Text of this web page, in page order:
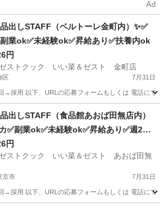
Ad
出しSTAFF（ベルトーレ金町内）✨✅
業ok✅未経験ok✅昇給あり✅扶養内ok
円
ストクック いい菜＆ゼスト 金町店
区 7月31日
→採用 以下、URLの応募フォームもしくは 電話にて
スタッフ
出しSTAFF（食品館あおば田無店内）
✅副業ok✅未経験ok✅昇給あり✅週2～
ok
円
ストクック いい菜＆ゼスト あおば田無
京市 7月31日
→採用 以下、URLの応募フォームもしくは 電話にて